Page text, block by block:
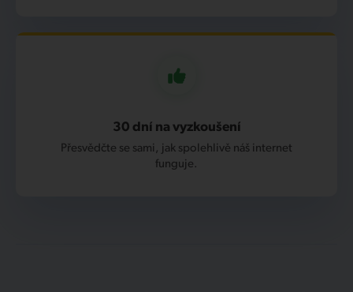
30 dní na vyzkoušení
Přesvědčte se sami, jak spolehlivě náš internet
funguje.